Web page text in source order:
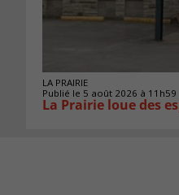
LA PRAIRIE
Publié le 5 août 2026 à 11h59
La Prairie loue des